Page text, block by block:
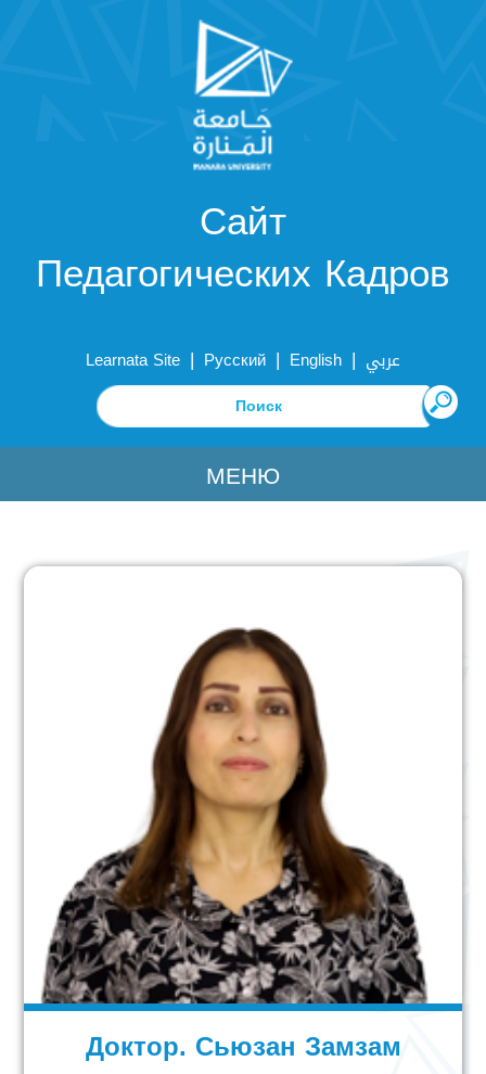
Сайт
Педагогических Кадров
Learnata Site | Русский | English | عربي
МЕНЮ
Доктор. Сьюзан Замзам